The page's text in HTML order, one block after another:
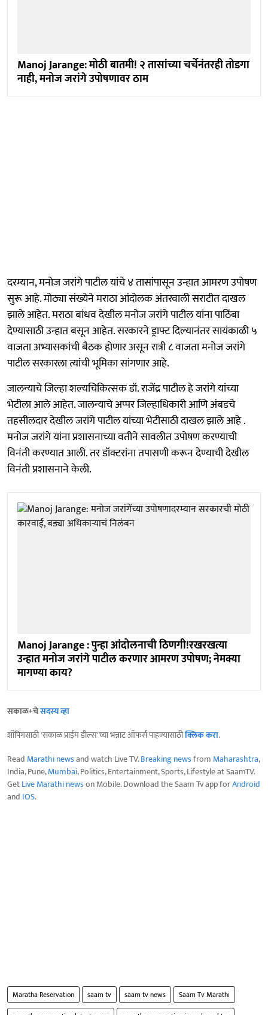
Manoj Jarange: मोठी बातमी! २ तासांच्या चर्चेनंतरही तोडगा
नाही, मनोज जरांगे उपोषणावर ठाम
दरम्यान, मनोज जरांगे पाटील यांचे ४ तासांपासून उन्हात आमरण उपोषण
सुरू आहे. मोठ्या संख्येने मराठा आंदोलक अंतरवाली सराटीत दाखल
झाले आहेत. मराठा बांधव देखील मनोज जरांगे पाटील यांना पाठिंबा
देण्यासाठी उन्हात बसून आहेत. सरकारने ड्राफ्ट दिल्यानंतर सायंकाळी ५
वाजता अभ्यासकांची बैठक होणार असून रात्री ८ वाजता मनोज जरांगे
पाटील सरकारला त्यांची भूमिका सांगणार आहे.
जालन्याचे जिल्हा शल्यचिकित्सक डॉ. राजेंद्र पाटील हे जरांगे यांच्या
भेटीला आले आहेत. जालन्याचे अप्पर जिल्हाधिकारी आणि अंबडचे
तहसीलदार देखील जरांगे पाटील यांच्या भेटीसाठी दाखल झाले आहे .
मनोज जरांगे यांना प्रशासनाच्या वतीने सावलीत उपोषण करण्याची
विनंती करण्यात आली. तर डॉक्टरांना तपासणी करून देण्याची देखील
विनंती प्रशासनाने केली.
Manoj Jarange : पुन्हा आंदोलनाची ठिणगी!रखरखत्या
उन्हात मनोज जरांगे पाटील करणार आमरण उपोषण; नेमक्या
मागण्या काय?
सकाळ+चेसदस्य व्हा
शॉपिंगसाठी 'सकाळ प्राईम डील्स'च्या भन्नाट ऑफर्स पाहण्यासाठीक्लिक करा.
Read Marathi newsand watch Live TV.Breaking newsfrom Maharashtra,
India, Pune,Mumbai, Politics, Entertainment, Sports, Lifestyle at SaamTV.
GetLive Marathi newson Mobile. Download the Saam Tv app forAndroid
and IOS.
Maratha Reservation saam tv saam tv news
Saam Tv Marathi